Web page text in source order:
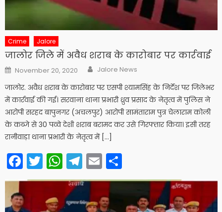
Crime Jalore
जालोर जिले में अवैध शराब के कारोबार पर कार्रवाई
Posted
on
November 20, 2020 Author
Jalore News
जालोर. अवैध शराब के कारोबार पर एसपी श्यामसिंह के निर्देश पर जिलेभर
में कार्रवाई की गई। सरवाना थाना प्रभारी ध्रुव प्रसाद के नेतृत्व में पुलिस ने
आरोपी सरहद बापुनगर (अचलपुर) आरोपी सामंताराम पुत्र चेलाराम कोली
के कब्जे से 30 पव्वे देशी शराब बरामद कर उसे गिरफ्तार किया। इसी तरह
रानीवाड़ा थाना प्रभारी के नेतृत्व में […]
Facebook
Twitter
WhatsApp
Telegram
Email